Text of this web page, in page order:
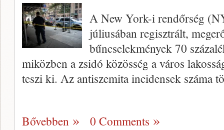
A New York-i rendőrség
júliusában regisztrált,
bűncselekmények 70
miközben a zsidó közösség a város
teszi ki. Az antiszemita incidensek száma
Bővebben 0 Comments